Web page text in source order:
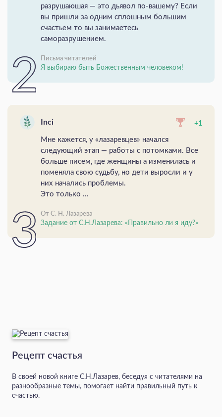
разрушаюшая — это дьявол по-вашему? Если
вы пришли за одним сплошным большим
счастьем то вы занимаетесь
саморазрушением.
Письма читателей
Я выбираю быть Божественным человеком!
Inci +1
Мне кажется, у «лазаревцев» начался
следующий этап — работы с потомками. Все
больше писем, где женщины а изменилась и
поменяла свою судьбу, но дети выросли и у
них начались проблемы.
Это только ...
От С. Н. Лазарева
Задание от С.Н.Лазарева: «Правильно ли я иду?»
Рецепт счастья
В своей новой книге С.Н.Лазарев, беседуя с читателями на
разнообразные темы, помогает найти правильный путь к
счастью.